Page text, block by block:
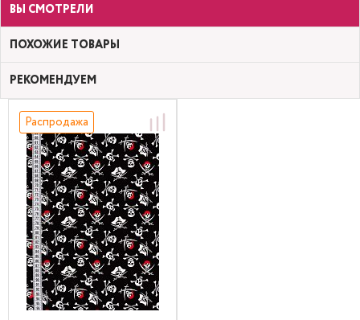
ВЫ СМОТРЕЛИ
ПОХОЖИЕ ТОВАРЫ
РЕКОМЕНДУЕМ
Распродажа